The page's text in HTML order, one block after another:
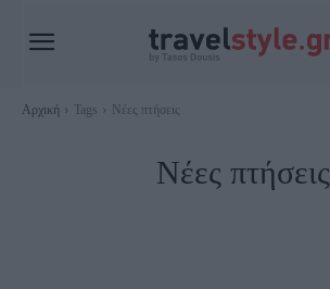
Αρχική Tags Νέες πτήσεις
Νέες πτήσεις